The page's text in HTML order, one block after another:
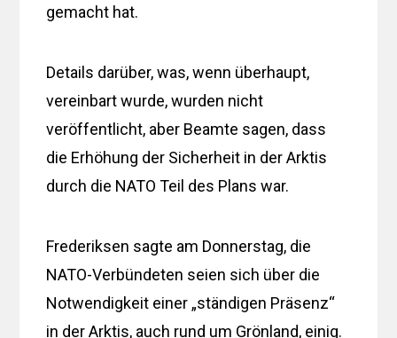
gemacht hat.
Details darüber, was, wenn überhaupt,
vereinbart wurde, wurden nicht
veröffentlicht, aber Beamte sagen, dass
die Erhöhung der Sicherheit in der Arktis
durch die NATO Teil des Plans war.
Frederiksen sagte am Donnerstag, die
NATO-Verbündeten seien sich über die
Notwendigkeit einer „ständigen Präsenz“
in der Arktis, auch rund um Grönland, einig.